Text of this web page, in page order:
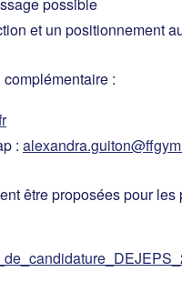
et un positionnement
:
:
être proposées pour